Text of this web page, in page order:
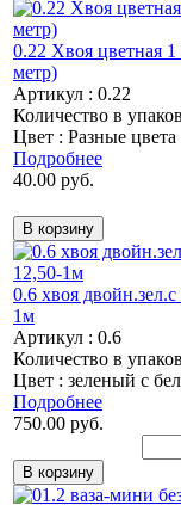
0.22 Хвоя цветная
метр)
Артикул : 0.22
Количество в
Цвет : Разные цвета
Подробнее
40.00 руб.
0.6 хвоя
1м
Артикул : 0.6
Количество в
Цвет : зеленый с
Подробнее
750.00 руб.